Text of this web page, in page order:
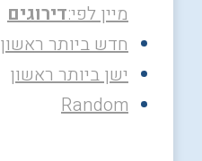
מיין לפי:דירוגים
חדש ביותר ראשון
ישן ביותר ראשון
Random